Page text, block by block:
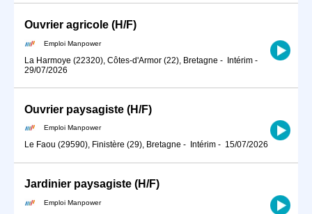
Ouvrier agricole (H/F)
Emploi Manpower
La Harmoye (22320), Côtes-d'Armor (22), Bretagne - Intérim -
29/07/2026
Ouvrier paysagiste (H/F)
Emploi Manpower
Le Faou (29590), Finistère (29), Bretagne - Intérim - 15/07/2026
Jardinier paysagiste (H/F)
Emploi Manpower